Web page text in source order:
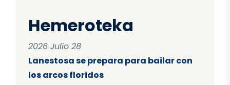
Hemeroteka
2026 Julio 28
Lanestosa se prepara para bailar con
los arcos floridos